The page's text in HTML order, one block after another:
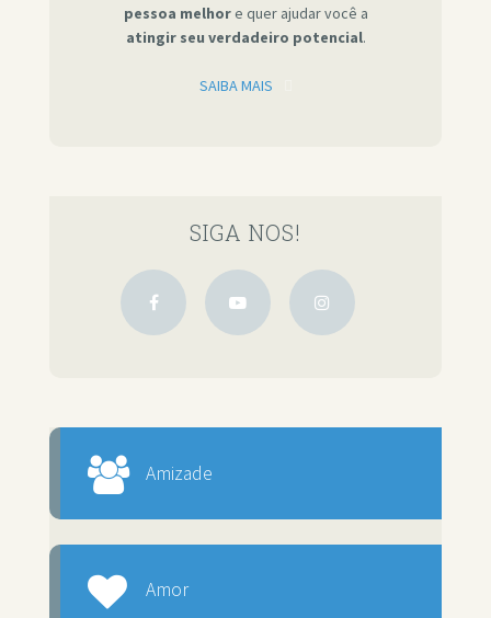
pessoa melhore quer ajudar você a
atingir seu verdadeiro potencial.
SAIBA MAIS
SIGA NOS!
Amizade
Amor